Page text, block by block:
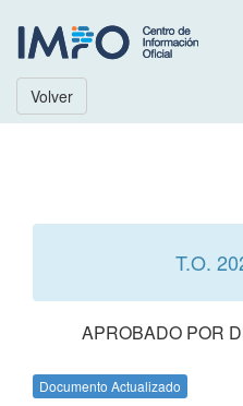
Volver
T.O.
APROBADO POR
Documento Actualizado